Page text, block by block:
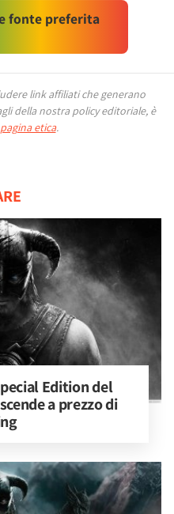
fonte preferita
link affiliati che generano
della nostra policy editoriale, è
pagina etica.
Edition del
a prezzo di